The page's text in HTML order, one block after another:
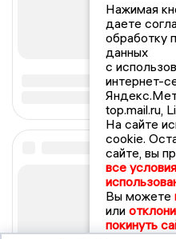
Нажимая
даете
обработку
данных
с
интернет-
top.mail.ru,
На сайте
cookie.
сайте, вы
все условия
Вы можете
или
покинуть